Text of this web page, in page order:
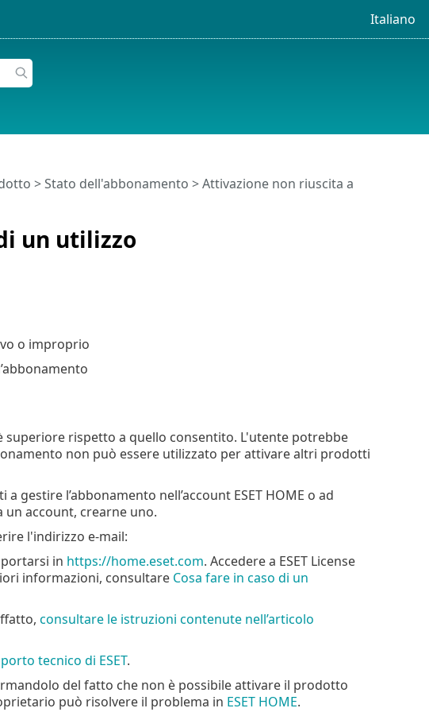
Italiano
un utilizzo
>Stato dell'abbonamento > Attivazione non riuscita a
o improprio
rispetto a quello consentito. L'utente potrebbe
non può essere utilizzato per attivare altri prodotti
l’abbonamento nell’account ESET HOME o ad
account, crearne uno.
l'indirizzo e-mail:
portarsi in https://home.eset.com. Accedere a ESET License
informazioni, consultare Cosa fare in caso di un
consultare le istruzioni contenute nell’articolo
tecnico di ESET.
del fatto che non è possibile attivare il prodotto
può risolvere il problema in ESET HOME.